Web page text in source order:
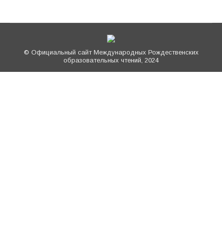
© Официальный сайт Международных Рождественских
образовательных чтений, 2024